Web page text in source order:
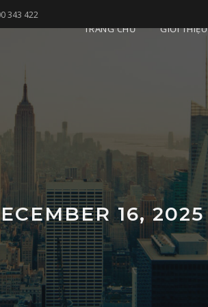
343 422
TRANG CHỦ GIỚI THIỆU
16, 2025